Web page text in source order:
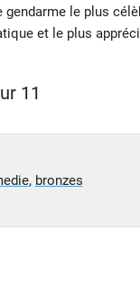
le plus
et le plus
11
, bronzes